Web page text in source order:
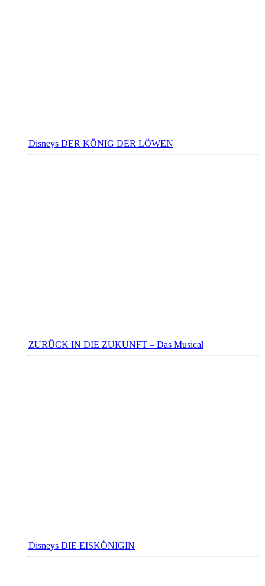
Disneys DER KÖNIG DER LÖWEN
ZURÜCK IN DIE ZUKUNFT – Das Musical
Disneys DIE EISKÖNIGIN